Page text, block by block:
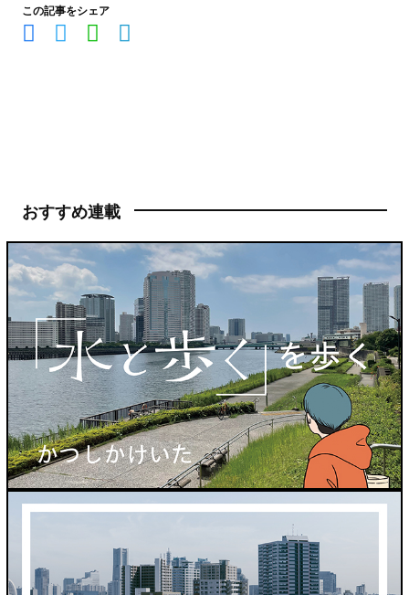
この記事をシェア
おすすめ連載